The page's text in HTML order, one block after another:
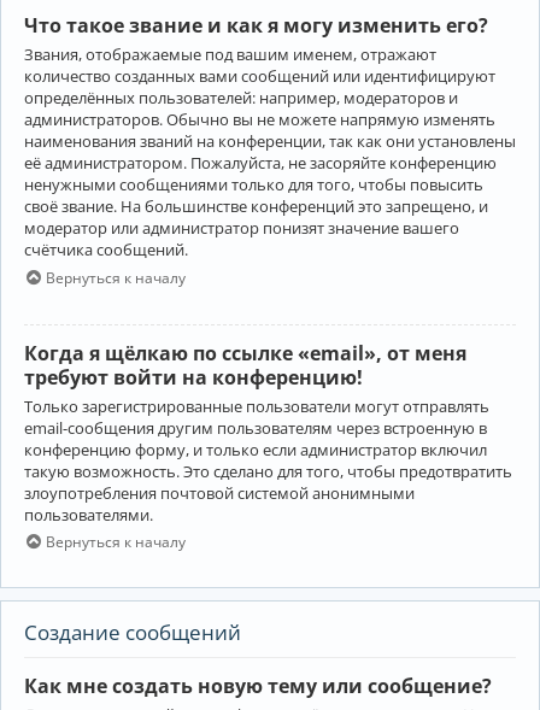
Что такое звание и как я могу изменить его?
Звания, отображаемые под вашим именем, отражают
количество созданных вами сообщений или идентифицируют
определённых пользователей: например, модераторов и
администраторов. Обычно вы не можете напрямую изменять
наименования званий на конференции, так как они установлены
её администратором. Пожалуйста, не засоряйте конференцию
ненужными сообщениями только для того, чтобы повысить
своё звание. На большинстве конференций это запрещено, и
модератор или администратор понизят значение вашего
счётчика сообщений.
Вернуться к началу
Когда я щёлкаю по ссылке «email», от меня
требуют войти на конференцию!
Только зарегистрированные пользователи могут отправлять
email-сообщения другим пользователям через встроенную в
конференцию форму, и только если администратор включил
такую возможность. Это сделано для того, чтобы предотвратить
злоупотребления почтовой системой анонимными
пользователями.
Вернуться к началу
Создание сообщений
Как мне создать новую тему или сообщение?